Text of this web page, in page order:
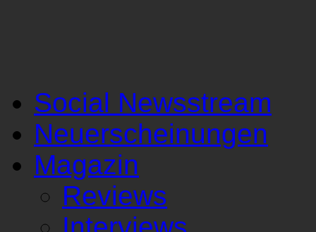
Social Newsstream
Neuerscheinungen
Magazin
Reviews